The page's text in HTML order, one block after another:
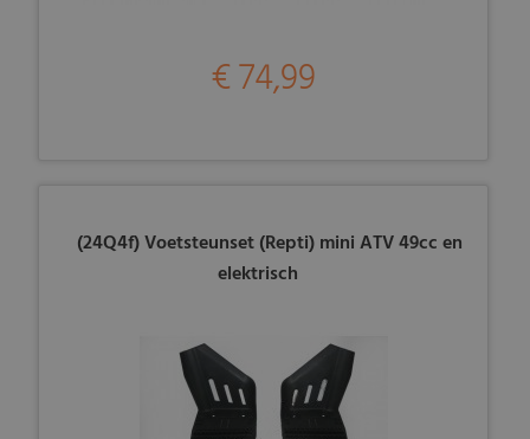
€ 74,99
(24Q4f) Voetsteunset (Repti) mini ATV 49cc en
elektrisch